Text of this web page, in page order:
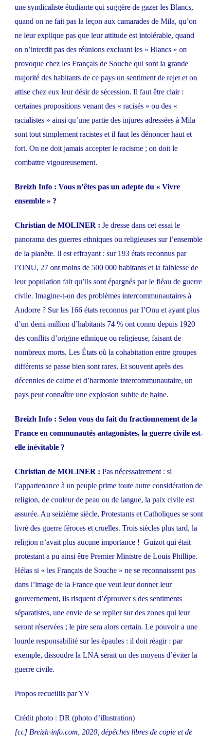
une syndicaliste étudiante qui suggère de gazer les Blancs,
quand on ne fait pas la leçon aux camarades de Mila, qu’on
ne leur explique pas que leur attitude est intolérable, quand
on n’interdit pas des réunions excluant les « Blancs » on
provoque chez les Français de Souche qui sont la grande
majorité des habitants de ce pays un sentiment de rejet et on
attise chez eux leur désir de sécession. Il faut être clair :
certaines propositions venant des « racisés » ou des «
racialistes » ainsi qu’une partie des injures adressées à Mila
sont tout simplement racistes et il faut les dénoncer haut et
fort. On ne doit jamais accepter le racisme ; on doit le
combattre vigoureusement.
Breizh Info : Vous n’êtes pas un adepte du « Vivre
ensemble » ?
Christian de MOLINER : Je dresse dans cet essai le
panorama des guerres ethniques ou religieuses sur l’ensemble
de la planète. Il est effrayant : sur 193 états reconnus par
l’ONU, 27 ont moins de 500 000 habitants et la faiblesse de
leur population fait qu’ils sont épargnés par le fléau de guerre
civile. Imagine-t-on des problèmes intercommunautaires à
Andorre ? Sur les 166 états reconnus par l’Onu et ayant plus
d’un demi-million d’habitants 74 % ont connu depuis 1920
des conflits d’origine ethnique ou religieuse, faisant de
nombreux morts. Les États où la cohabitation entre groupes
différents se passe bien sont rares. Et souvent après des
décennies de calme et d’harmonie intercommunautaire, un
pays peut connaître une explosion subite de haine.
Breizh Info : Selon vous du fait du fractionnement de la
France en communautés antagonistes, la guerre civile est-
elle inévitable ?
Christian de MOLINER : Pas nécessairement : si
l’appartenance à un peuple prime toute autre considération de
religion, de couleur de peau ou de langue, la paix civile est
assurée. Au seizième siècle, Protestants et Catholiques se sont
livré des guerre féroces et cruelles. Trois siècles plus tard, la
religion n’avait plus aucune importance ! Guizot qui était
protestant a pu ainsi être Premier Ministre de Louis Phillipe.
Hélas si « les Français de Souche » ne se reconnaissent pas
dans l’image de la France que veut leur donner leur
gouvernement, ils risquent d’éprouver s des sentiments
séparatistes, une envie de se replier sur des zones qui leur
seront réservées ; le pire sera alors certain. Le pouvoir a une
lourde responsabilité sur les épaules : il doit réagir : par
exemple, dissoudre la LNA serait un des moyens d’éviter la
guerre civile.
Propos recueillis par YV
Crédit photo : DR (photo d’illustration)
[cc] Breizh-info.com, 2020, dépêches libres de copie et de